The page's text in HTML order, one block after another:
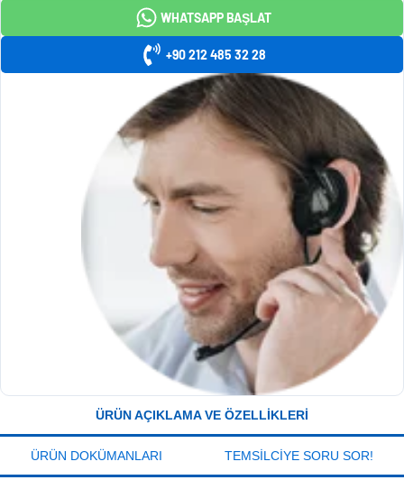
WHATSAPP BAŞLAT
+90 212 485 32 28
ÜRÜN AÇIKLAMA VE ÖZELLIKLERI
ÜRÜN DOKÜMANLARI TEMSILCIYE SORU SOR!